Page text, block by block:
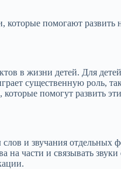
помогают
в жизни детей. Для
существенную роль,
помогут развить
и звучания отдельных
на части и связывать